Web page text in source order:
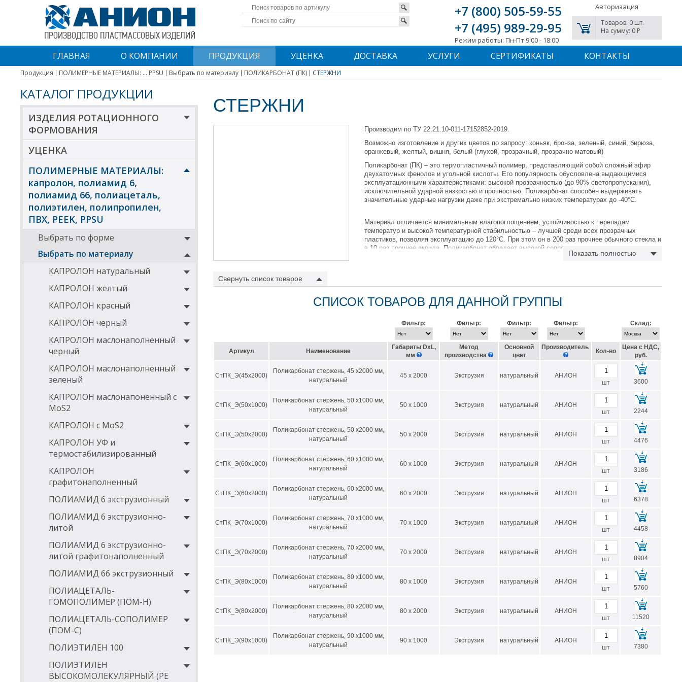
+7 (800) 505-59-55
+7 (495) 989-29-95
Режим работы: Пн-Пт 9:00 - 18:00
Авторизация
Товаров: 0 шт.
На сумму: 0 P
ПРОИЗВОДСТВО ПЛАСТМАССОВЫХ ИЗДЕЛИЙ
ГЛАВНАЯ О КОМПАНИИ ПРОДУКЦИЯ УЦЕНКА ДОСТАВКА УСЛУГИ СЕРТИФИКАТЫ КОНТАКТЫ
Продукция ПОЛИМЕРНЫЕ МАТЕРИАЛЫ: ... PPSU Выбрать по материалу ПОЛИКАРБОНАТ (ПК) СТЕРЖНИ
КАТАЛОГ ПРОДУКЦИИ
ИЗДЕЛИЯ РОТАЦИОННОГО
ФОРМОВАНИЯ
УЦЕНКА
ПОЛИМЕРНЫЕ МАТЕРИАЛЫ:
капролон, полиамид 6,
полиамид 66, полиацеталь,
полиэтилен, полипропилен,
ПВХ, PEEK, PPSU
Выбрать по форме
Выбрать по материалу
КАПРОЛОН натуральный
КАПРОЛОН желтый
КАПРОЛОН красный
КАПРОЛОН черный
КАПРОЛОН маслонаполненный
черный
КАПРОЛОН маслонаполненный
зеленый
КАПРОЛОН маслонапоненный с
MoS2
КАПРОЛОН с MoS2
КАПРОЛОН УФ и
термостабилизированный
КАПРОЛОН
графитонаполненный
ПОЛИАМИД 6 экструзионный
ПОЛИАМИД 6 экструзионно-
литой
ПОЛИАМИД 6 экструзионно-
литой графитонаполненный
ПОЛИАМИД 66 экструзионный
ПОЛИАЦЕТАЛЬ-
ГОМОПОЛИМЕР (ПОМ-Н)
ПОЛИАЦЕТАЛЬ-СОПОЛИМЕР
(ПОМ-С)
ПОЛИЭТИЛЕН 100
ПОЛИЭТИЛЕН
ВЫСОКОМОЛЕКУЛЯРНЫЙ (РЕ
СТЕРЖНИ
Производим по ТУ 22.21.10-011-17152852-2019.
Возможно изготовление и других цветов по запросу: коньяк, бронза, зеленый, синий, бирюза,
оранжевый, желтый, вишня, белый (глухой, прозрачный, прозрачно-матовый)
Поликарбонат (ПК) – это термопластичный полимер, представляющий собой сложный эфир
двухатомных фенолов и угольной кислоты. Его популярность обусловлена выдающимися
эксплуатационными характеристиками: высокой прозрачностью (до 90% светопропускания),
исключительной ударной вязкостью и прочностью. Поликарбонат способен выдерживать
значительные ударные нагрузки даже при экстремально низких температурах до -40°C.
Материал отличается минимальным влагопоглощением, устойчивостью к перепадам
температур и высокой температурной стабильностью – лучшей среди всех прозрачных
пластиков, позволяя эксплуатацию до 120°C. При этом он в 200 раз прочнее обычного стекла и
в 10 раз прочнее акрила. Поликарбонат обладает высокой сопротивляемостью ползучести при
комнатной температуре, устойчив к царапинам и не требует дополнительной защиты от
Характеристики материала
огнеупорность
высокие диэлектрические свойства
хорошая обрабатываемость
способность компенсации расширения под воздействием высоких температур.
Области использования
электроника
судостроение
Показать полностью
Свернуть список товаров
СПИСОК ТОВАРОВ ДЛЯ ДАННОЙ ГРУППЫ
Фильтр: Фильтр: Фильтр: Фильтр: Склад:
Артикул Наименование
Габариты DхL,
мм
Метод
производства
Основной
цвет
Производитель
Кол-во
Цена с НДС,
руб.
СтПК_Э(45х2000)
Поликарбонат стержень, 45 х2000 мм,
натуральный
45 x 2000 Экструзия натуральный
АНИОН
шт
3600
СтПК_Э(50х1000)
Поликарбонат стержень, 50 х1000 мм,
натуральный
50 x 1000 Экструзия натуральный
АНИОН
шт
2244
СтПК_Э(50х2000)
Поликарбонат стержень, 50 х2000 мм,
натуральный
50 x 2000 Экструзия натуральный
АНИОН
шт
4476
СтПК_Э(60х1000)
Поликарбонат стержень, 60 х1000 мм,
натуральный
60 x 1000 Экструзия натуральный
АНИОН
шт
3186
СтПК_Э(60х2000)
Поликарбонат стержень, 60 х2000 мм,
натуральный
60 x 2000 Экструзия натуральный
АНИОН
шт
6378
СтПК_Э(70х1000)
Поликарбонат стержень, 70 х1000 мм,
натуральный
70 x 1000 Экструзия натуральный
АНИОН
шт
4458
СтПК_Э(70х2000)
Поликарбонат стержень, 70 х2000 мм,
натуральный
70 x 2000 Экструзия натуральный
АНИОН
шт
8904
СтПК_Э(80х1000)
Поликарбонат стержень, 80 х1000 мм,
натуральный
80 x 1000 Экструзия натуральный
АНИОН
шт
5760
СтПК_Э(80х2000)
Поликарбонат стержень, 80 х2000 мм,
натуральный
80 x 2000 Экструзия натуральный
АНИОН
шт
11520
СтПК_Э(90х1000)
Поликарбонат стержень, 90 х1000 мм,
натуральный
90 x 1000 Экструзия натуральный
АНИОН
шт
7380